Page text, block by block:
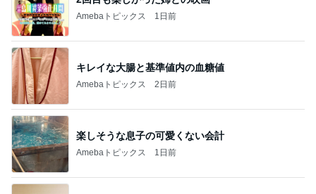
Amebaトピックス 1日前
キレイな大腸と基準値内の血糖値
Amebaトピックス 2日前
楽しそうな息子の可愛くない会計
Amebaトピックス 1日前